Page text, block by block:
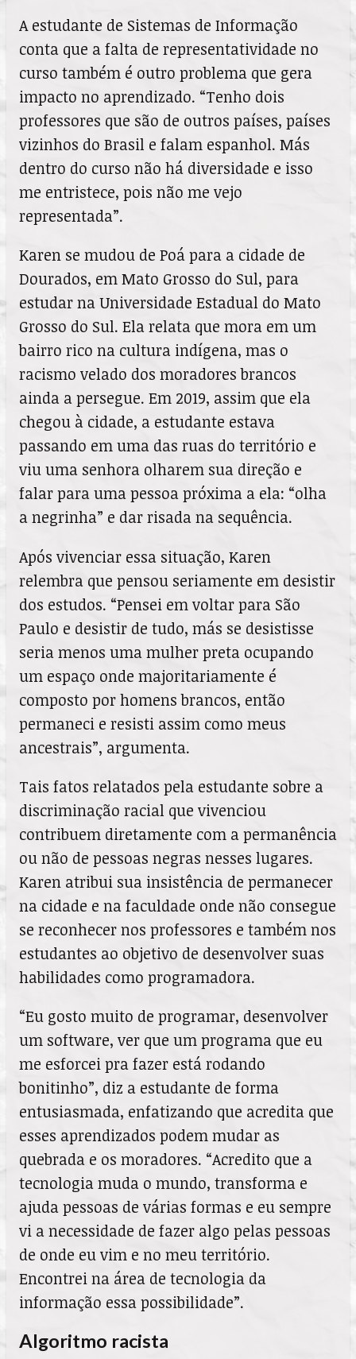
A estudante de Sistemas de Informação
conta que a falta de representatividade no
curso também é outro problema que gera
impacto no aprendizado. “Tenho dois
professores que são de outros países, países
vizinhos do Brasil e falam espanhol. Más
dentro do curso não há diversidade e isso
me entristece, pois não me vejo
representada”.
Karen se mudou de Poá para a cidade de
Dourados, em Mato Grosso do Sul, para
estudar na Universidade Estadual do Mato
Grosso do Sul. Ela relata que mora em um
bairro rico na cultura indígena, mas o
racismo velado dos moradores brancos
ainda a persegue. Em 2019, assim que ela
chegou à cidade, a estudante estava
passando em uma das ruas do território e
viu uma senhora olharem sua direção e
falar para uma pessoa próxima a ela: “olha
a negrinha” e dar risada na sequência.
Após vivenciar essa situação, Karen
relembra que pensou seriamente em desistir
dos estudos. “Pensei em voltar para São
Paulo e desistir de tudo, más se desistisse
seria menos uma mulher preta ocupando
um espaço onde majoritariamente é
composto por homens brancos, então
permaneci e resisti assim como meus
ancestrais”, argumenta.
Tais fatos relatados pela estudante sobre a
discriminação racial que vivenciou
contribuem diretamente com a permanência
ou não de pessoas negras nesses lugares.
Karen atribui sua insistência de permanecer
na cidade e na faculdade onde não consegue
se reconhecer nos professores e também nos
estudantes ao objetivo de desenvolver suas
habilidades como programadora.
“Eu gosto muito de programar, desenvolver
um software, ver que um programa que eu
me esforcei pra fazer está rodando
bonitinho”, diz a estudante de forma
entusiasmada, enfatizando que acredita que
esses aprendizados podem mudar as
quebrada e os moradores. “Acredito que a
tecnologia muda o mundo, transforma e
ajuda pessoas de várias formas e eu sempre
vi a necessidade de fazer algo pelas pessoas
de onde eu vim e no meu território.
Encontrei na área de tecnologia da
informação essa possibilidade”.
Algoritmo racista